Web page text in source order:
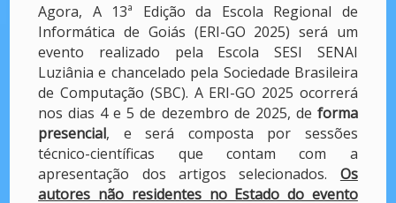
Agora, A 13ª Edição da Escola Regional de
Informática de Goiás (ERI-GO 2025) será um
evento realizado pela Escola SESI SENAI
Luziânia e chancelado pela Sociedade Brasileira
de Computação (SBC). A ERI-GO 2025 ocorrerá
nos dias 4 e 5 de dezembro de 2025, de forma
presencial, e será composta por sessões
técnico-científicas que contam com a
apresentação dos artigos selecionados. Os
autores não residentes no Estado do evento